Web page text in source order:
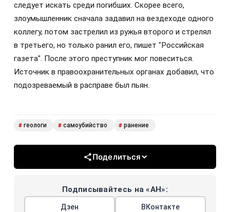
следует искать среди погибших. Скорее всего,
злоумышленник сначала задавил на вездеходе одного
коллегу, потом застрелил из ружья второго и стрелял
в третьего, но только ранил его, пишет "Российская
газета". После этого преступник мог повеситься.
Источник в правоохранительных органах добавил, что
подозреваемый в расправе был пьян.
# геологи # самоубийство # ранение
Поделиться
Подписывайтесь на «АН»:
Дзен ВКонтакте